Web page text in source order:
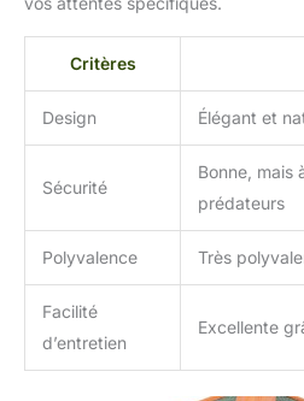
Critères
Design Élégant et
Sécurité
Bonne, mais
prédateurs
Polyvalence Très
Facilité
d’entretien
Excellente